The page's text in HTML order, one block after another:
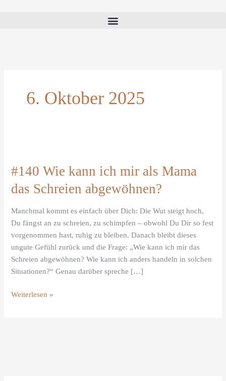
6. Oktober 2025
#140 Wie kann ich mir als Mama
das Schreien abgewöhnen?
Manchmal kommt es einfach über Dich: Die Wut steigt hoch,
Du fängst an zu schreien, zu schimpfen – obwohl Du Dir so fest
vorgenommen hast, ruhig zu bleiben. Danach bleibt dieses
ungute Gefühl zurück und die Frage: „Wie kann ich mir das
Schreien abgewöhnen? Wie kann ich anders handeln in solchen
Situationen?“ Genau darüber spreche […]
kann
mir
Schreien
abgewöhnen?
Weiterlesen »